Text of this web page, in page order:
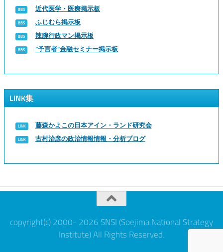
近代医学・医療掲示板
ふじむら掲示板
辣腕行政マン掲示板
“予言者”金融セミナー掲示板
LINK集
藤森かよこの日本アイン・ランド研究会
古村治彦の政治情報情報・分析ブログ
copyright(c) 2000- 2026 SNSI (Soejima National Strategy
Institute) All Rights Reserved.